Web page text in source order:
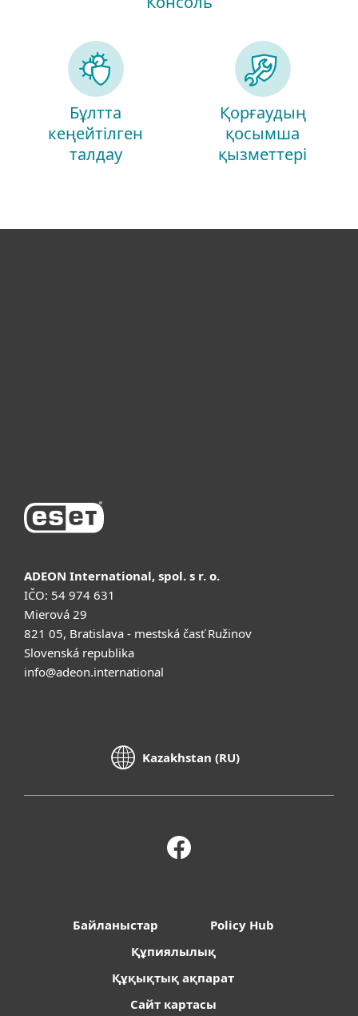
Бұлтта
кеңейтілген
талдау
Қорғаудың
қосымша
қызметтері
ADEON International, spol. s r. o.
IČO: 54 974 631
Mierová 29
821 05, Bratislava - mestská časť Ružinov
Slovenská republika
info@adeon.international
Kazakhstan (RU)
Байланыстар
Policy Hub
Құпиялылық
Құқықтық ақпарат
Сайт картасы